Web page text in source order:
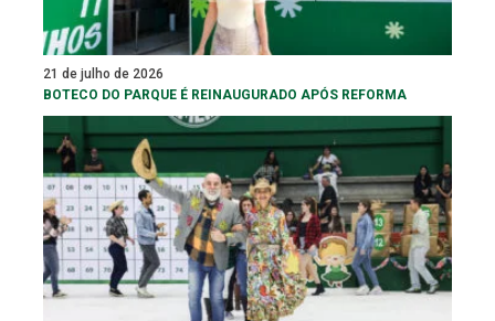
21 de julho de 2026
BOTECO DO PARQUE É REINAUGURADO APÓS REFORMA